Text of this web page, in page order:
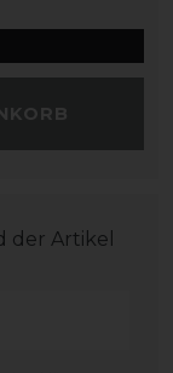
der Artikel